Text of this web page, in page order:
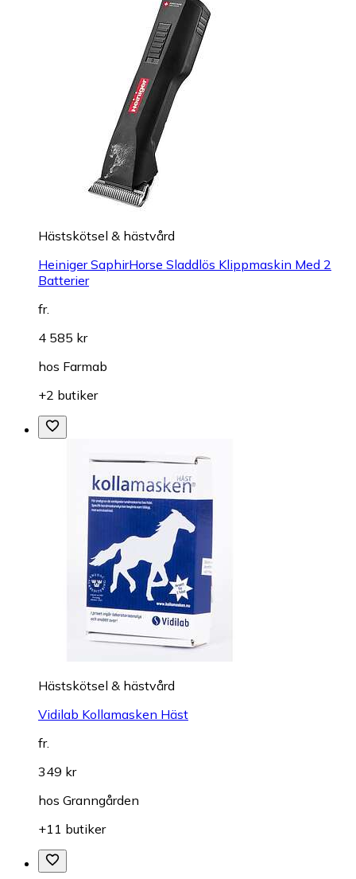
Hästskötsel & hästvård
Heiniger SaphirHorse Sladdlös Klippmaskin Med 2
Batterier
fr.
4 585 kr
hos Farmab
+2 butiker
Hästskötsel & hästvård
Vidilab Kollamasken Häst
fr.
349 kr
hos Granngården
+11 butiker